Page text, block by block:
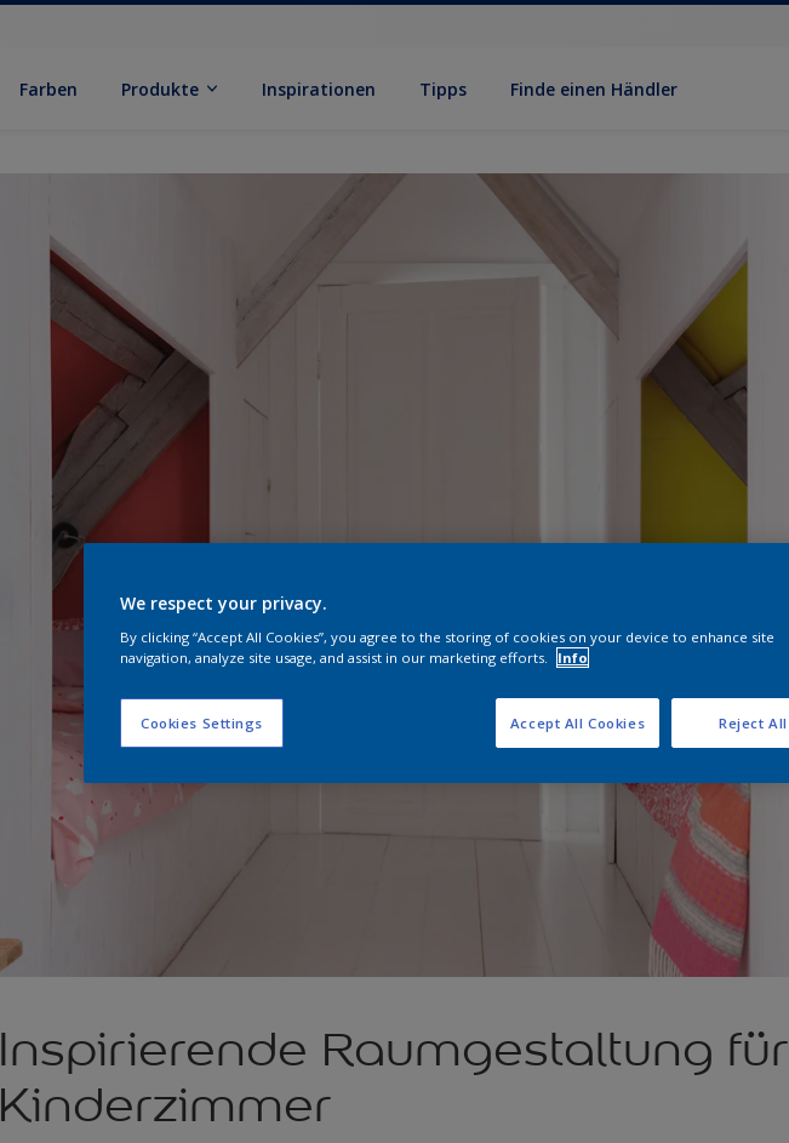
Farben Produkte Inspirationen Tipps Finde einen Händler
Inspirierende Raumgestaltung für
Kinderzimmer
We respect your privacy.
By clicking “Accept All Cookies”, you agree to the storing of cookies on your device to enhance site
navigation, analyze site usage, and assist in our marketing efforts.
Info
Cookies Settings Reject All
Accept All Cookies